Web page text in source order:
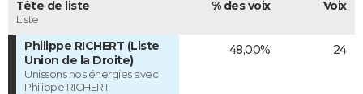
Tête de liste
Liste
% des voix Voix
Philippe RICHERT (Liste
Union de la Droite)
Unissons nos énergies avec
Philippe RICHERT
48,00% 24